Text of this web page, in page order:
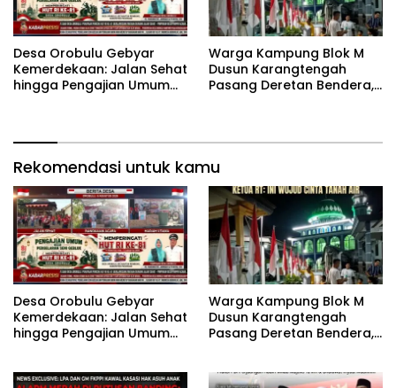
‎Desa Orobulu Gebyar
Kemerdekaan: Jalan Sehat
hingga Pengajian Umum
‎Warga Kampung Blok M
Dusun Karangtengah
Pasang Deretan Bendera,
Rekomendasi untuk kamu
‎Desa Orobulu Gebyar
Kemerdekaan: Jalan Sehat
hingga Pengajian Umum
‎Warga Kampung Blok M
Dusun Karangtengah
Pasang Deretan Bendera,